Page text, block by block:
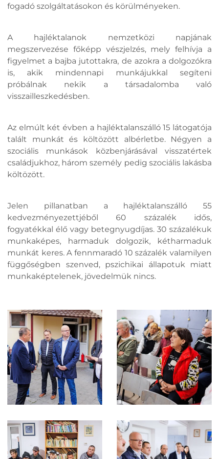
fogadó szolgáltatásokon és körülményeken.
A hajléktalanok nemzetközi napjának
megszervezése főképp vészjelzés, mely felhívja a
figyelmet a bajba jutottakra, de azokra a dolgozókra
is, akik mindennapi munkájukkal segíteni
próbálnak nekik a társadalomba való
visszailleszkedésben.
Az elmúlt két évben a hajléktalanszálló 15 látogatója
talált munkát és költözött albérletbe. Négyen a
szociális munkások közbenjárásával visszatértek
családjukhoz, három személy pedig szociális lakásba
költözött.
Jelen pillanatban a hajléktalanszálló 55
kedvezményezettjéből 60 százalék idős,
fogyatékkal élő vagy betegnyugdíjas. 30 százalékuk
munkaképes, harmaduk dolgozik, kétharmaduk
munkát keres. A fennmaradó 10 százalék valamilyen
függőségben szenved, pszichikai állapotuk miatt
munkaképtelenek, jövedelmük nincs.